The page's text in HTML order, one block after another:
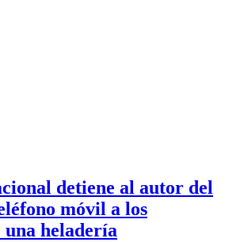
detiene al autor del
móvil a los
una heladería